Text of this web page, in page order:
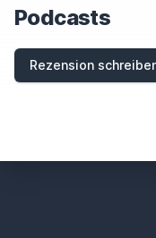
Podcasts
Rezension